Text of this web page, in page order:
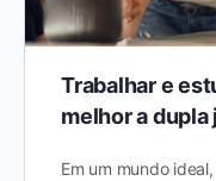
Trabalhar e
melhor a dupla
Em um mundo